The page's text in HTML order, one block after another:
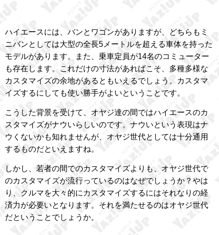
ハイエースには、バンとワゴンがありますが、どちらもミ
ニバンとしては大型の全長5メートルを超える車体を持った
モデルがあります。また、乗車定員が14名のコミューター
も存在します。これだけの寸法があればこそ、多種多様な
カスタマイズの余地があるともいえるでしょう。カスタマ
イズするにしても使い勝手がよいということです。
こうした背景を受けて、オヤジ達の間ではハイエースのカ
スタマイズがナウいらしいのです。ナウいという表現はナ
ウくないかも知れませんが、オヤジ世代としては十分通用
するものだといえますね。
しかし、若者の間でのカスタマイズよりも、オヤジ世代で
のカスタマイズが流行っているのはなぜでしょうか？やは
り、クルマを大々的にカスタマイズするにはそれなりの経
済力が必要いとなります。それを満たせるのはオヤジ世代
だということでしょうか。